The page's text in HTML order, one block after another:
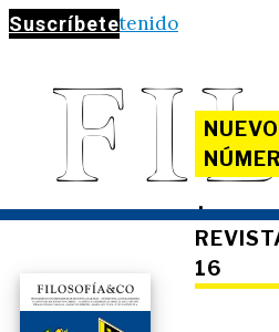
Suscríbete
Saltar al contenido
NUEVO
·
16